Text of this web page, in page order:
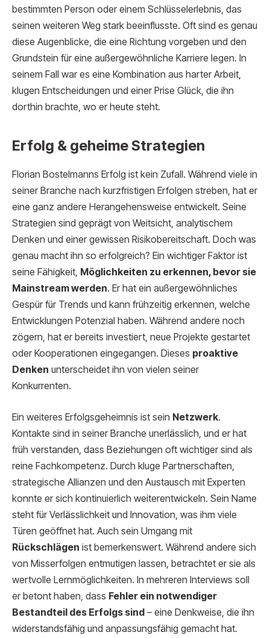
bestimmten Person oder einem Schlüsselerlebnis, das
seinen weiteren Weg stark beeinflusste. Oft sind es genau
diese Augenblicke, die eine Richtung vorgeben und den
Grundstein für eine außergewöhnliche Karriere legen. In
seinem Fall war es eine Kombination aus harter Arbeit,
klugen Entscheidungen und einer Prise Glück, die ihn
dorthin brachte, wo er heute steht.
Erfolg & geheime Strategien
Florian Bostelmanns Erfolg ist kein Zufall. Während viele in
seiner Branche nach kurzfristigen Erfolgen streben, hat er
eine ganz andere Herangehensweise entwickelt. Seine
Strategien sind geprägt von Weitsicht, analytischem
Denken und einer gewissen Risikobereitschaft. Doch was
genau macht ihn so erfolgreich? Ein wichtiger Faktor ist
seine Fähigkeit, Möglichkeiten zu erkennen, bevor sie
Mainstream werden. Er hat ein außergewöhnliches
Gespür für Trends und kann frühzeitig erkennen, welche
Entwicklungen Potenzial haben. Während andere noch
zögern, hat er bereits investiert, neue Projekte gestartet
oder Kooperationen eingegangen. Dieses proaktive
Denken unterscheidet ihn von vielen seiner
Konkurrenten.
Ein weiteres Erfolgsgeheimnis ist sein Netzwerk.
Kontakte sind in seiner Branche unerlässlich, und er hat
früh verstanden, dass Beziehungen oft wichtiger sind als
reine Fachkompetenz. Durch kluge Partnerschaften,
strategische Allianzen und den Austausch mit Experten
konnte er sich kontinuierlich weiterentwickeln. Sein Name
steht für Verlässlichkeit und Innovation, was ihm viele
Türen geöffnet hat. Auch sein Umgang mit
Rückschlägen ist bemerkenswert. Während andere sich
von Misserfolgen entmutigen lassen, betrachtet er sie als
wertvolle Lernmöglichkeiten. In mehreren Interviews soll
er betont haben, dass Fehler ein notwendiger
Bestandteil des Erfolgs sind – eine Denkweise, die ihn
widerstandsfähig und anpassungsfähig gemacht hat.